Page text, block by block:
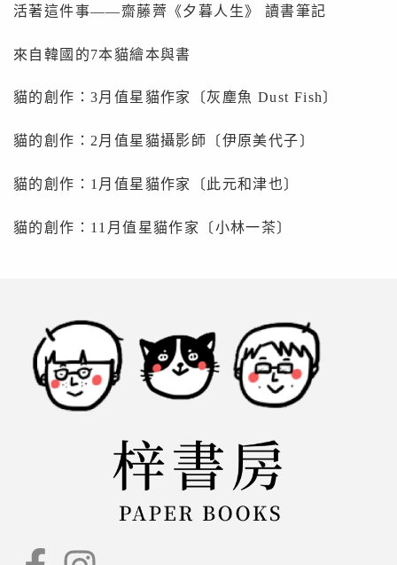
活著這件事——齋藤薺《夕暮人生》 讀書筆記
來自韓國的7本貓繪本與書
貓的創作：3月值星貓作家〔灰塵魚 Dust Fish〕
貓的創作：2月值星貓攝影師〔伊原美代子〕
貓的創作：1月值星貓作家〔此元和津也〕
貓的創作：11月值星貓作家〔小林一茶〕